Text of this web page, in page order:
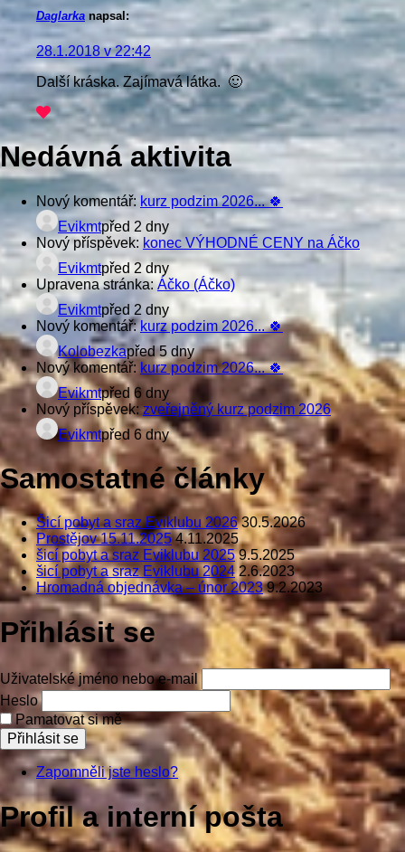
Daglarka napsal:
28.1.2018 v 22:42
Další kráska. Zajímavá látka. 🙂
Nedávná aktivita
Nový komentář: kurz podzim 2026... 🍀
Evikmtpřed 2 dny
Nový příspěvek: konec VÝHODNÉ CENY na Áčko
Evikmtpřed 2 dny
Upravena stránka:Áčko (Áčko)
Evikmtpřed 2 dny
Nový komentář:kurz podzim 2026... 🍀
Kolobezkapřed 5 dny
Nový komentář: kurz podzim 2026... 🍀
Evikmtpřed 6 dny
Nový příspěvek:zveřejněný kurz podzim 2026
Evikmtpřed 6 dny
Samostatné články
Šicí pobyt a sraz Eviklubu 2026 30.5.2026
Prostějov 15.11.2025 4.11.2025
šicí pobyt a sraz Eviklubu 2025 9.5.2025
šicí pobyt a sraz Eviklubu 2024 2.6.2023
Hromadná objednávka – únor 2023 9.2.2023
Přihlásit se
Uživatelské jméno nebo e-mail
Heslo
Pamatovat si mě
Přihlásit se
Zapomněli jste heslo?
Profil a interní pošta